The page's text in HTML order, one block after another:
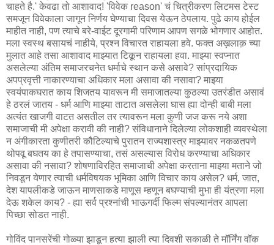
चाहते है.' केवढा तो आशावाद! 'विवेक reason' चं चित्रीकरण लिटमस टेस्ट
समजून विवेकाला जागून निर्णय घेण्याचा दिवस येऊन ठेपलाय. पुढे काय होईल
माहीत नाही, पण त्याचे बरे-वाईट दूरगामी परिणाम आपण सगळे भोगणार आहोत.
मला स्वस्थ बसायचं नाहीये, प्रश्न विचारत राहायला हवे. फक्त अख़लाक़ च्या
मुलात आहे तसा आशावाद माझ्यात टिकून राहायला हवा. माझ्या स्वप्नात
असलेल्या अंतिम समाजरचनेत धर्माचे स्थान कसे असावे? सांप्रदायिक
अपप्रवृत्ती नाकारण्याचा अधिकार मला असावा की नसावा? माझ्या
स्वयंपाकघरात काय शिजतय यावरून मी समाजातल्या कुठल्या उतरंडीत असावं
हे ठरलं जातय - धर्म आणि माझ्या ताटात असलेला घास ह्या दोन्ही बाबी मला
अत्यंत खाजगी वाटत असतील तर त्यावरून मला कुणी जज करू नये अशा
समाजाची मी अपेक्षा करावी की नाही? संविधानाने दिलेल्या लोकशाही व्यवस्थेला
न अंगीकारता कुणीतरी कौटिल्याचे पुरातन राज्यशास्त्र माझ्यावर नकळतपणे
थोपवू बघतय का हे तपासण्याचा, तसं असल्यास विरोध करण्याचा अधिकार
असावा की नसावा? शोषणाविरहित समाजाची अपेक्षा करताना माझ्या मताने जो
निवडून येणार त्याची धर्मविषयक भूमिका आणि विचार काय असेल? धर्म, जात,
देश यापलीकडे जाऊन माणसाकडे माणूस म्हणून बघण्याची मुभा ही यंत्रणा मला
देऊ शकेल काय? - ह्या सर्व प्रश्नांची भाऊगर्दी फिल्म संपल्यानंतर आपला
पिच्छा सोडत नाही.
गोविंद पानसरेंची गोळ्या झाडून हत्या झाली त्या दिवशी सकाळी ते मॉर्निंग वॉक